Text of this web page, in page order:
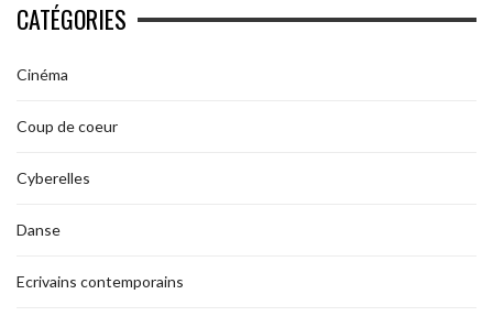
CATÉGORIES
Cinéma
Coup de coeur
Cyberelles
Danse
Ecrivains contemporains